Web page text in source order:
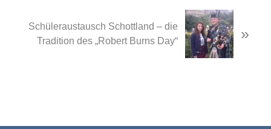
Post:
Schüleraustausch Schottland – die
Tradition des „Robert Burns Day“
»